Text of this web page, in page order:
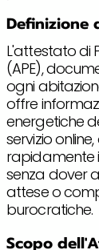
Definizione
L'attestato di
(APE),
ogni
offre
energetiche
servizio
rapidamente
senza dover
attese o
burocratiche.
Scopo